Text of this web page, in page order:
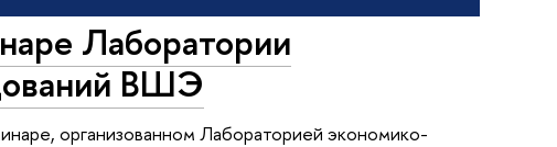
Лаборатории
ВШЭ
организованном Лабораторией экономико-